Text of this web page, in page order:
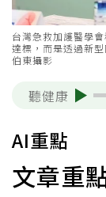
台灣急救加護醫學
達標，而是透過新
伯東攝影
聽健康
AI重點
文章重